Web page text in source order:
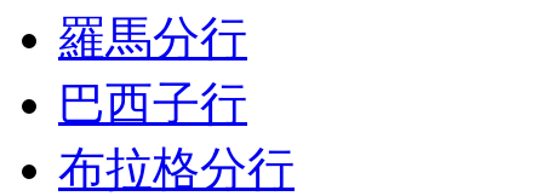
羅馬分行
巴西子行
布拉格分行